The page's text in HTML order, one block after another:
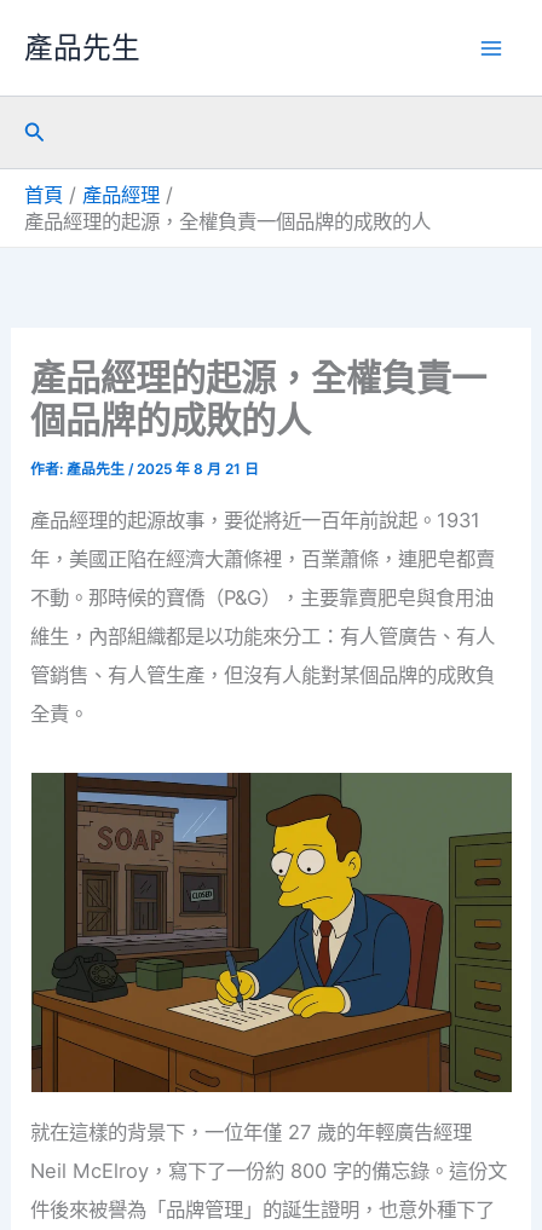
主
內
產品先生
搜
尋
首頁
產品經理
產品經理的起源，全權負責一個品牌的成敗的人
產品經理的起源，全權負責一
個品牌的成敗的人
作者:產品先生/2025 年 8 月 21 日
產品經理的起源故事，要從將近一百年前說起。1931
年，美國正陷在經濟大蕭條裡，百業蕭條，連肥皂都賣
不動。那時候的寶僑（P&G），主要靠賣肥皂與食用油
維生，內部組織都是以功能來分工：有人管廣告、有人
管銷售、有人管生產，但沒有人能對某個品牌的成敗負
全責。
就在這樣的背景下，一位年僅 27 歲的年輕廣告經理
Neil McElroy，寫下了一份約 800 字的備忘錄。這份文
件後來被譽為「品牌管理」的誕生證明，也意外種下了